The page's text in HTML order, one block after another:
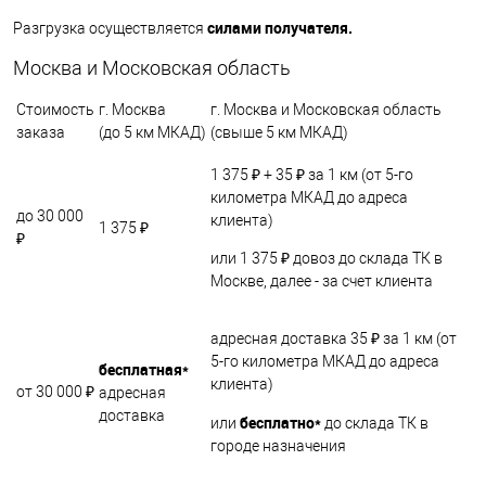
Разгрузка осуществляется силами получателя.
Москва и Московская область
Стоимость
заказа
г. Москва
(до 5 км МКАД)
г. Москва и Московская область
(свыше 5 км МКАД)
до 30 000
₽
1 375 ₽
1 375 ₽ + 35 ₽ за 1 км (от 5-го
километра МКАД до адреса
клиента)
или 1 375 ₽ довоз до склада ТК в
Москве, далее - за счет клиента
от 30 000 ₽
бесплатная*
адресная
доставка
адресная доставка 35 ₽ за 1 км (от
5-го километра МКАД до адреса
клиента)
или бесплатно* до склада ТК в
городе назначения